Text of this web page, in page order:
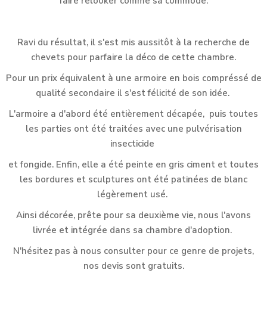
Ravi du résultat, il s'est mis aussitôt à la recherche de
chevets pour parfaire la déco de cette chambre.
Pour un prix équivalent à une armoire en bois compréssé de
qualité secondaire il s'est félicité de son idée.
L'armoire a d'abord été entièrement décapée, puis toutes
les parties ont été traitées avec une pulvérisation
insecticide
et fongide. Enfin, elle a été peinte en gris ciment et toutes
les bordures et sculptures ont été patinées de blanc
légèrement usé.
Ainsi décorée, prête pour sa deuxième vie, nous l'avons
livrée et intégrée dans sa chambre d'adoption.
N'hésitez pas à nous consulter pour ce genre de projets,
nos devis sont gratuits.